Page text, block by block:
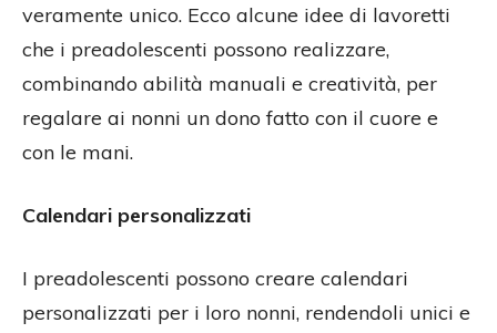
veramente unico. Ecco alcune idee di lavoretti
che i preadolescenti possono realizzare,
combinando abilità manuali e creatività, per
regalare ai nonni un dono fatto con il cuore e
con le mani.
Calendari personalizzati
I preadolescenti possono creare calendari
personalizzati per i loro nonni, rendendoli unici e